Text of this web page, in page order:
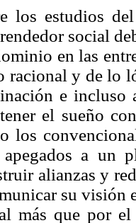
los estudios
social
en las
racional y de lo
e incluso
el sueño
los
a un
alianzas y
su visión
más que por